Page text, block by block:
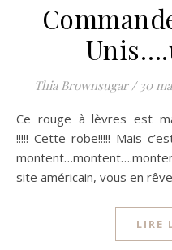
Thia Brownsugar / 30
Ce rouge à lèvres est magnifique!!!! Et ces chaussures
!!!!! Cette robe!!!!! Mais
site américain, vous en
LIRE